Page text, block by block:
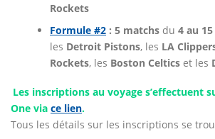
Rockets
Formule #2 : 5 matchs du 4 au
les Detroit Pistons, les LA
Rockets, les Boston Celtics et les
Les inscriptions au voyage s’effectuent
One via ce lien.
Tous les détails sur les inscriptions se